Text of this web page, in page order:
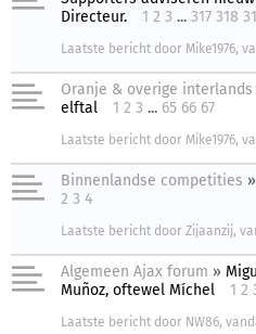
Directeur.
1 2 3 ... 317 318
Laatste bericht door Mike1976,
Oranje & overige interlands
elftal
1 2 3 ... 65 66 67
Laatste bericht door Mike1976,
Binnenlandse competities »
2 3 4
Laatste bericht door Zijaanzij,
Algemeen Ajax forum »
Muñoz, oftewel Míchel
1 2
Laatste bericht door NW86,